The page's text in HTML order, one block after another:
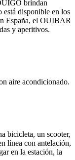
brindan
está disponible en los
España, el OUIBAR
y aperitivos.
aire acondicionado.
bicicleta, un scooter,
línea con antelación,
en la estación, la